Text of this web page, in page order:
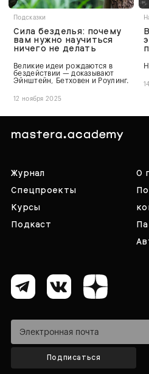
Подсказки
Сила безделья: почему
вам нужно научиться
ничего не делать
Великие идеи рождаются в
бездействии — доказывают
Эйнштейн, Бетховен и Роулинг.
12 ноября 2025
Журнал
Спецпроекты
Курсы
Подкаст
О
Подписаться